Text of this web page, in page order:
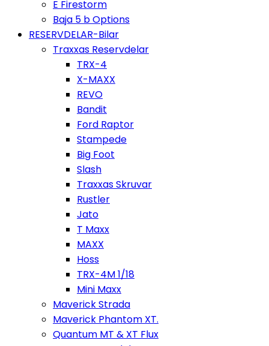
E Firestorm
Baja 5 b Options
RESERVDELAR-Bilar
Traxxas Reservdelar
TRX-4
X-MAXX
REVO
Bandit
Ford Raptor
Stampede
Big Foot
Slash
Traxxas Skruvar
Rustler
Jato
T Maxx
MAXX
Hoss
TRX-4M 1/18
Mini Maxx
Maverick Strada
Maverick Phantom XT.
Quantum MT & XT Flux